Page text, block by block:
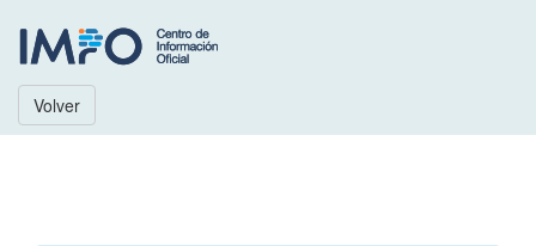
Volver